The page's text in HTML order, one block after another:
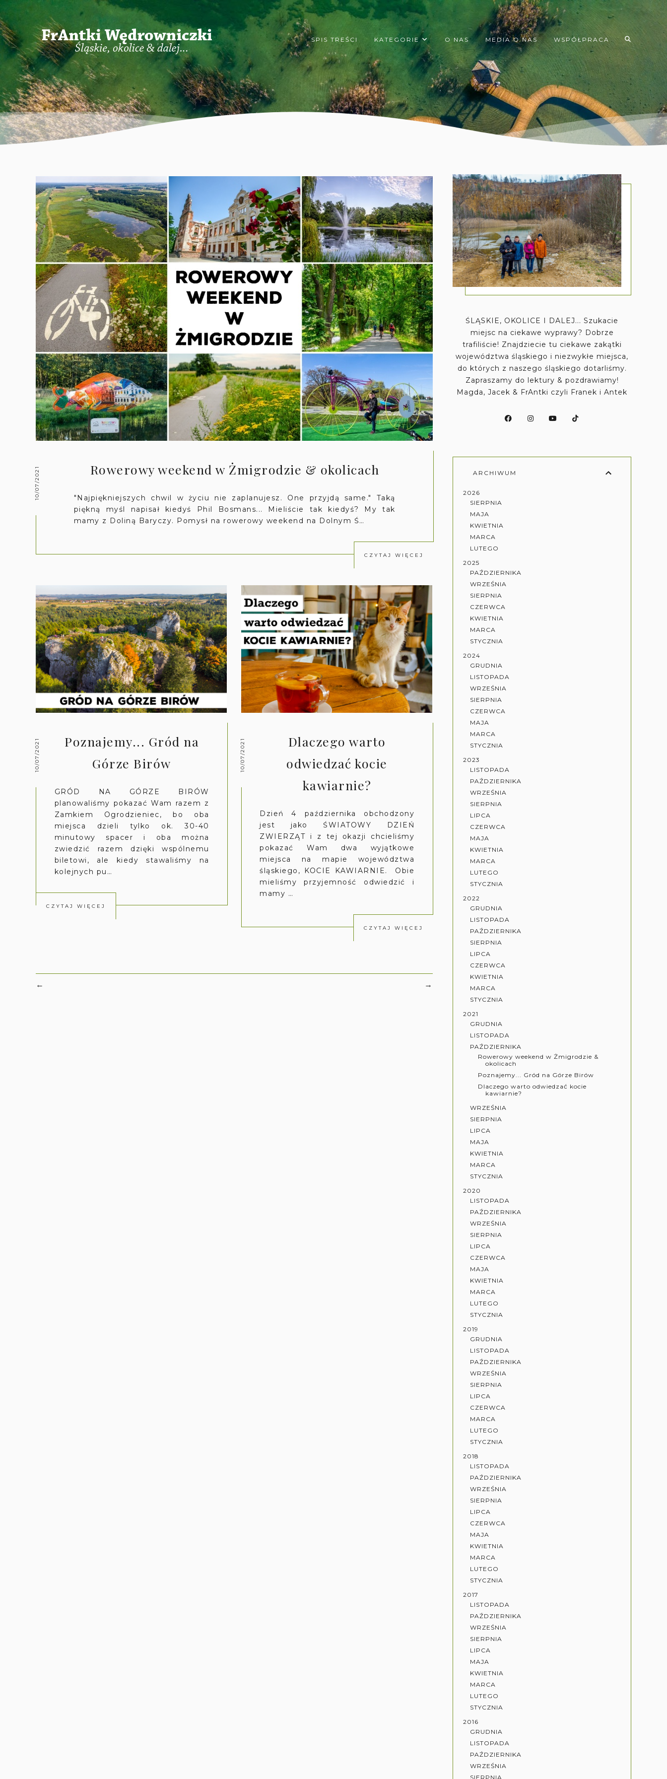
SPIS TREŚCI KATEGORIE O NAS MEDIA O NAS WSPÓŁPRACA
10/07/2021 Rowerowy weekend w Żmigrodzie & okolicach
"Najpiękniejszych chwil w życiu nie zaplanujesz. One przyjdą same." Taką
piękną myśl napisał kiedyś Phil Bosmans... Mieliście tak kiedyś? My tak
mamy z Doliną Baryczy. Pomysł na rowerowy weekend na Dolnym Ś…
CZYTAJ WIĘCEJ
10/07/2021
Poznajemy... Gród na
Górze Birów
GRÓD NA GÓRZE BIRÓW
planowaliśmy pokazać Wam razem z
Zamkiem Ogrodzieniec, bo oba
miejsca dzieli tylko ok. 30-40
minutowy spacer i oba można
zwiedzić razem dzięki wspólnemu
biletowi, ale kiedy stawaliśmy na
kolejnych pu…
CZYTAJ WIĘCEJ
10/07/2021
Dlaczego warto
odwiedzać kocie
kawiarnie?
Dzień 4 października obchodzony
jest jako ŚWIATOWY DZIEŃ
ZWIERZĄT i z tej okazji chcieliśmy
pokazać Wam dwa wyjątkowe
miejsca na mapie województwa
śląskiego, KOCIE KAWIARNIE. Obie
mieliśmy przyjemność odwiedzić i
mamy …
CZYTAJ WIĘCEJ
← →
ŚLĄSKIE, OKOLICE I DALEJ... Szukacie
miejsc na ciekawe wyprawy? Dobrze
trafiliście! Znajdziecie tu ciekawe zakątki
województwa śląskiego i niezwykłe miejsca,
do których z naszego śląskiego dotarliśmy.
Zapraszamy do lektury & pozdrawiamy!
Magda, Jacek & FrAntki czyli Franek i Antek
ARCHIWUM
2026
SIERPNIA
MAJA
KWIETNIA
MARCA
LUTEGO
2025
PAŹDZIERNIKA
WRZEŚNIA
SIERPNIA
CZERWCA
KWIETNIA
MARCA
STYCZNIA
2024
GRUDNIA
LISTOPADA
WRZEŚNIA
SIERPNIA
CZERWCA
MAJA
MARCA
STYCZNIA
2023
LISTOPADA
PAŹDZIERNIKA
WRZEŚNIA
SIERPNIA
LIPCA
CZERWCA
MAJA
KWIETNIA
MARCA
LUTEGO
STYCZNIA
2022
GRUDNIA
LISTOPADA
PAŹDZIERNIKA
SIERPNIA
LIPCA
CZERWCA
KWIETNIA
MARCA
STYCZNIA
2021
GRUDNIA
LISTOPADA
PAŹDZIERNIKA
Rowerowy weekend w Żmigrodzie &
okolicach
Poznajemy... Gród na Górze Birów
Dlaczego warto odwiedzać kocie
kawiarnie?
WRZEŚNIA
SIERPNIA
LIPCA
MAJA
KWIETNIA
MARCA
STYCZNIA
2020
LISTOPADA
PAŹDZIERNIKA
WRZEŚNIA
SIERPNIA
LIPCA
CZERWCA
MAJA
KWIETNIA
MARCA
LUTEGO
STYCZNIA
2019
GRUDNIA
LISTOPADA
PAŹDZIERNIKA
WRZEŚNIA
SIERPNIA
LIPCA
CZERWCA
MARCA
LUTEGO
STYCZNIA
2018
LISTOPADA
PAŹDZIERNIKA
WRZEŚNIA
SIERPNIA
LIPCA
CZERWCA
MAJA
KWIETNIA
MARCA
LUTEGO
STYCZNIA
2017
LISTOPADA
PAŹDZIERNIKA
WRZEŚNIA
SIERPNIA
LIPCA
MAJA
KWIETNIA
MARCA
LUTEGO
STYCZNIA
2016
GRUDNIA
LISTOPADA
PAŹDZIERNIKA
WRZEŚNIA
SIERPNIA